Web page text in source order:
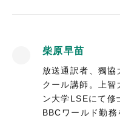
柴原早苗
放送通訳者、獨協
クール講師。上智
ン大学LSEにて修
BBCワールド勤